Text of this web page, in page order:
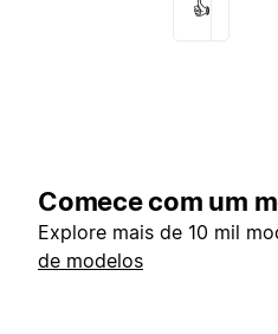
👍
Comece com um
Explore mais de 10 mil
de modelos